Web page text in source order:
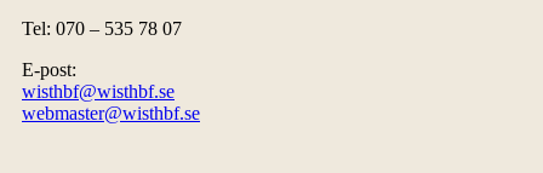
Tel: 070 – 535 78 07
E-post:
wisthbf@wisthbf.se
webmaster@wisthbf.se